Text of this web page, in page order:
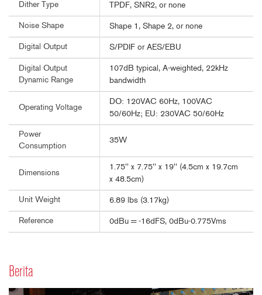
Dither Type TPDF, SNR2, or none
Noise Shape Shape 1, Shape 2, or none
Digital Output S/PDIF or AES/EBU
Digital Output
Dynamic Range
107dB typical, A-weighted, 22kHz
bandwidth
Operating Voltage
DO: 120VAC 60Hz, 100VAC
50/60Hz; EU: 230VAC 50/60Hz
Power
Consumption
35W
Dimensions
1.75'' x 7.75'' x 19'' (4.5cm x 19.7cm
x 48.5cm)
Unit Weight 6.89 lbs (3.17kg)
Reference 0dBu = -16dFS, 0dBu-0.775Vms
Berita